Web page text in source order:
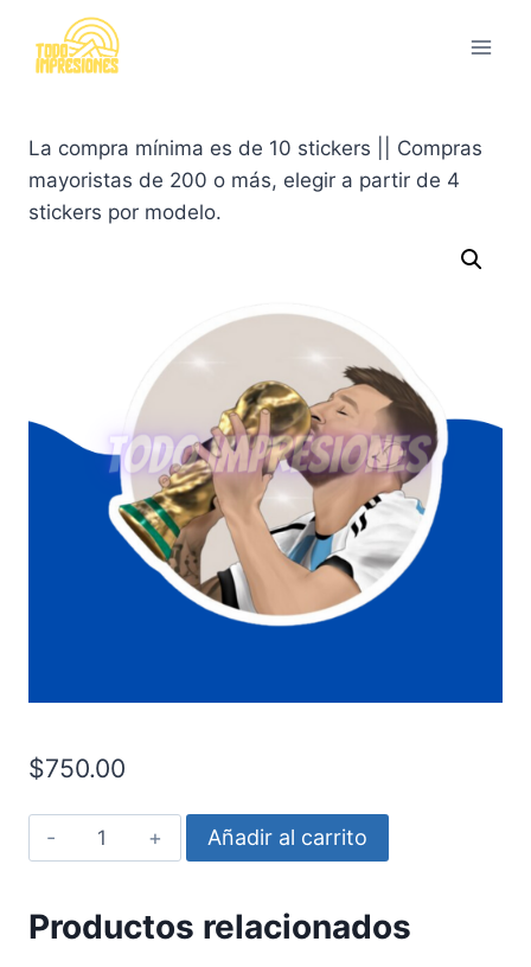
contenido
La compra mínima es de 10 stickers || Compras
mayoristas de 200 o más, elegir a partir de 4
stickers por modelo.
$750.00
Messi
beso
circulo
Añadir al carrito
Productos relacionados